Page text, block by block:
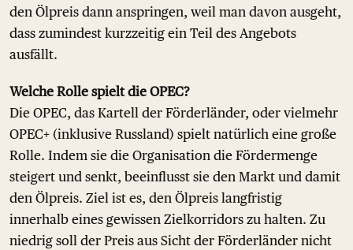
den Ölpreis dann anspringen, weil man davon ausgeht,
dass zumindest kurzzeitig ein Teil des Angebots
ausfällt.
Welche Rolle spielt die OPEC?
Die OPEC, das Kartell der Förderländer, oder vielmehr
OPEC+ (inklusive Russland) spielt natürlich eine große
Rolle. Indem sie die Organisation die Fördermenge
steigert und senkt, beeinflusst sie den Markt und damit
den Ölpreis. Ziel ist es, den Ölpreis langfristig
innerhalb eines gewissen Zielkorridors zu halten. Zu
niedrig soll der Preis aus Sicht der Förderländer nicht